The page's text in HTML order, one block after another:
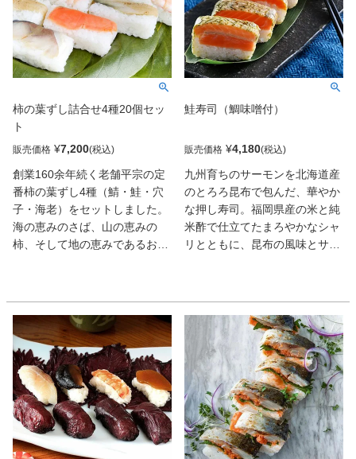
柿の葉ずし詰合せ4種20個セッ
ト
販売価格 ¥7,200
創業160余年続く老舗平宗の定
番柿の葉ずし4種（鯖・鮭・穴
子・海老）をセットしました。
海の恵みのさば、山の恵みの
柿、そして地の恵みであるお米
め、一つひとつ丁寧に握り、包
みます。奈良の名物、柿の葉寿
司の総本家の美味をご自宅でど
うぞ。
鮭寿司（鯛味噌付）
販売価格 ¥4,180
九州育ちのサーモンを北海道産
のとろろ昆布で包んだ、華やか
な押し寿司。福岡県産の米と純
米酢で仕立てたまろやかなシャ
リとともに、昆布の風味とサー
た格別!